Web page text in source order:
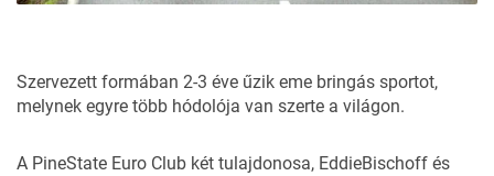
Szervezett formában 2-3 éve űzik eme bringás sportot,
melynek egyre több hódolója van szerte a világon.
A PineState Euro Club két tulajdonosa, EddieBischoff és